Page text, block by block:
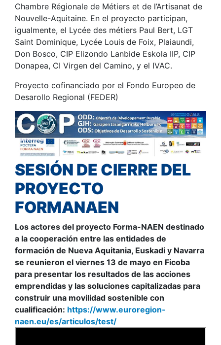
Chambre Régionale de Métiers et de l’Artisanat de
Nouvelle-Aquitaine. En el proyecto participan,
igualmente, el Lycée des métiers Paul Bert, LGT
Saint Dominique, Lycée Louis de Foix, Plaiaundi,
Don Bosco, CIP Elizondo Lanbide Eskola IIP, CIP
Donapea, CI Virgen del Camino, y el IVAC.
Proyecto cofinanciado por el Fondo Europeo de
Desarollo Regional (FEDER)
SESIÓN DE CIERRE DEL
PROYECTO
FORMANAEN
Los actores del proyecto Forma-NAEN destinado
a la cooperación entre las entidades de
formación de Nueva Aquitania, Euskadi y Navarra
se reunieron el viernes 13 de mayo en Ficoba
para presentar los resultados de las acciones
emprendidas y las soluciones capitalizadas para
construir una movilidad sostenible con
cualificación: https://www.euroregion-
naen.eu/es/articulos/test/